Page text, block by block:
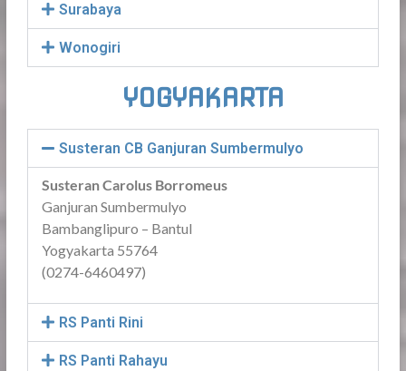
Surabaya
Wonogiri
YOGYAKARTA
Susteran CB Ganjuran Sumbermulyo
Susteran Carolus Borromeus
Ganjuran Sumbermulyo
Bambanglipuro – Bantul
Yogyakarta 55764
(0274-6460497)
RS Panti Rini
RS Panti Rahayu